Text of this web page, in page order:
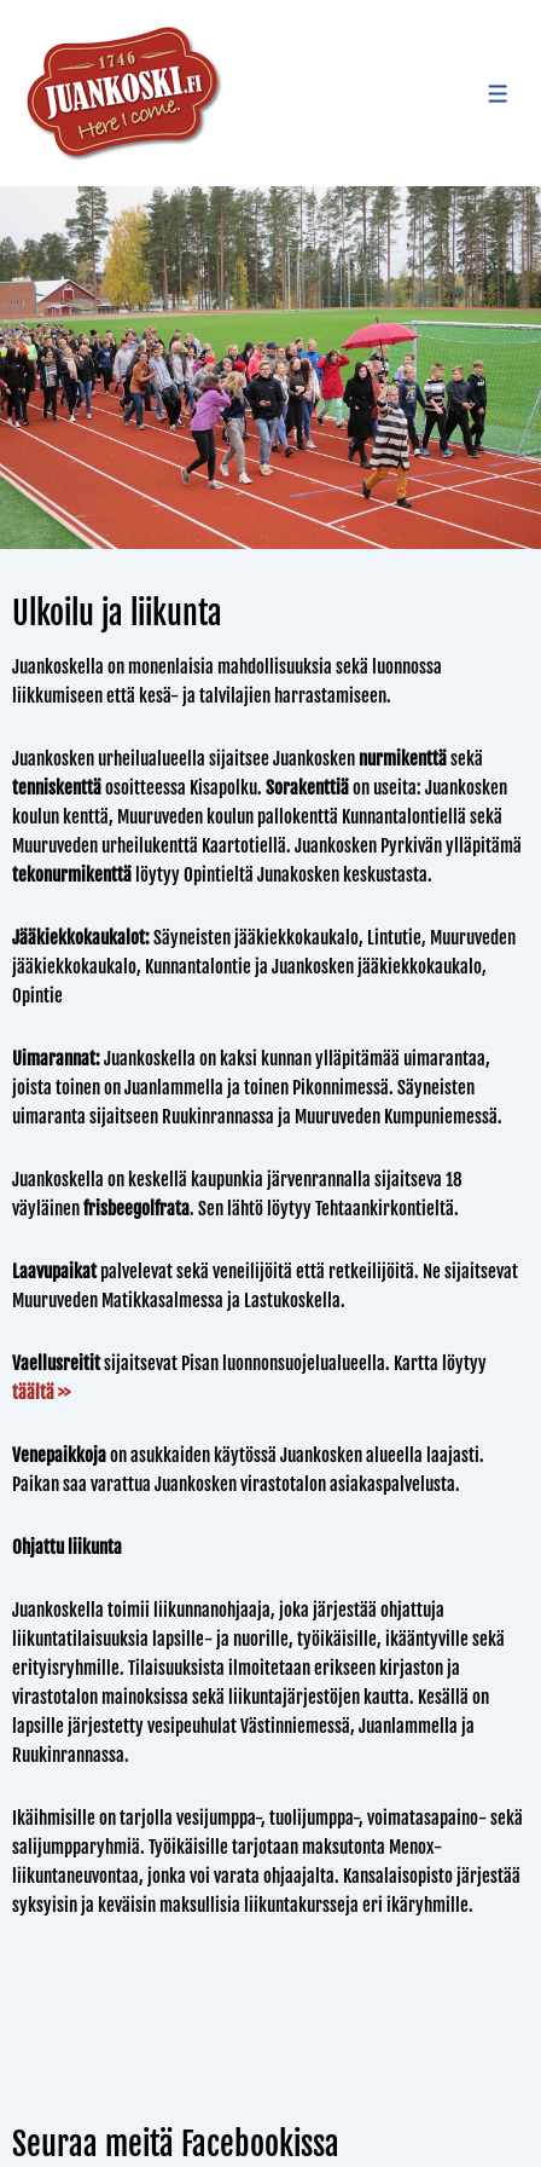
Ulkoilu ja liikunta
Juankoskella on monenlaisia mahdollisuuksia sekä luonnossa
liikkumiseen että kesä- ja talvilajien harrastamiseen.
Juankosken urheilualueella sijaitsee Juankosken nurmikenttäsekä
tenniskenttäosoitteessa Kisapolku. Sorakenttiäon useita: Juankosken
koulun kenttä, Muuruveden koulun pallokenttä Kunnantalontiellä sekä
Muuruveden urheilukenttä Kaartotiellä. Juankosken Pyrkivän ylläpitämä
tekonurmikenttä löytyy Opintieltä Junakosken keskustasta.
Jääkiekkokaukalot:Säyneisten jääkiekkokaukalo, Lintutie, Muuruveden
jääkiekkokaukalo, Kunnantalontie ja Juankosken jääkiekkokaukalo,
Opintie
Uimarannat:Juankoskella on kaksi kunnan ylläpitämää uimarantaa,
joista toinen on Juanlammella ja toinen Pikonnimessä. Säyneisten
uimaranta sijaitseen Ruukinrannassa ja Muuruveden Kumpuniemessä.
Juankoskella on keskellä kaupunkia järvenrannalla sijaitseva 18
väyläinenfrisbeegolfrata. Sen lähtö löytyy Tehtaankirkontieltä.
Laavupaikatpalvelevat sekä veneilijöitä että retkeilijöitä. Ne sijaitsevat
Muuruveden Matikkasalmessa ja Lastukoskella.
Vaellusreititsijaitsevat Pisan luonnonsuojelualueella. Kartta löytyy
täältä >>
Venepaikkojaon asukkaiden käytössä Juankosken alueella laajasti.
Paikan saa varattua Juankosken virastotalon asiakaspalvelusta.
Ohjattu liikunta
Juankoskella toimii liikunnanohjaaja, joka järjestää ohjattuja
liikuntatilaisuuksia lapsille- ja nuorille, työikäisille, ikääntyville sekä
erityisryhmille. Tilaisuuksista ilmoitetaan erikseen kirjaston ja
virastotalon mainoksissa sekä liikuntajärjestöjen kautta. Kesällä on
lapsille järjestetty vesipeuhulat Västinniemessä, Juanlammella ja
Ruukinrannassa.
Ikäihmisille on tarjolla vesijumppa-, tuolijumppa-, voima­tasapaino- sekä
salijumpparyhmiä. Työikäisille tarjotaan maksutonta Menox-
liikuntaneuvontaa, jonka voi varata ohjaajalta. Kansalaisopisto järjestää
syksyisin ja keväisin maksullisia liikuntakursseja eri ikäryhmille.
Seuraa meitä Facebookissa